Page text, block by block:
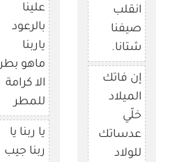
انقلب
صيفنا
شتانا.
إن فاتك
الميلاد
خلّي
عدساتك
للولاد
علينا
بالرعود
ياربنا
ماهو بطر
الا كرامة
للمطر
يا ربنا يا
ربنا جيب